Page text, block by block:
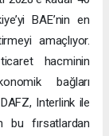
BAE’nin en
amaçlıyor.
hacminin
bağları
Interlink ile
bu fırsatlardan